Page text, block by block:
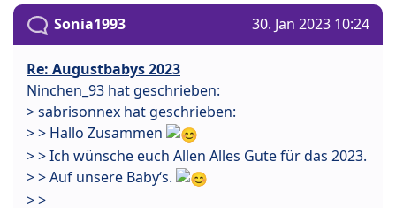
Sonia1993 30. Jan 2023 10:24
Re: Augustbabys 2023
Ninchen_93 hat geschrieben:
> sabrisonnex hat geschrieben:
> > Hallo Zusammen
> > Ich wünsche euch Allen Alles Gute für das 2023.
> > Auf unsere Baby‘s.
> >